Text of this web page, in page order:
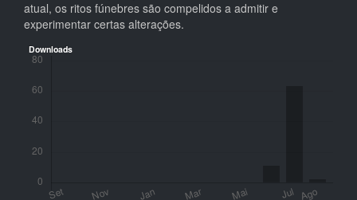
atual, os ritos fúnebres são compelidos a admitir e
experimentar certas alterações.
Downloads